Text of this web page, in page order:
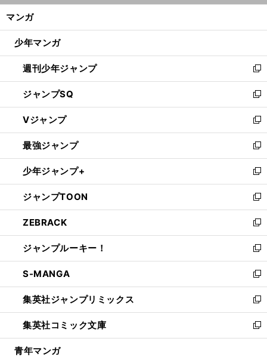
ン
ウ
開
く
マンガ
少年マンガ
週刊少年ジャンプ
新
し
い
ウ
ィ
ン
ド
ウ
で
開
く
ジャンプSQ
新
し
い
ウ
ィ
ン
ド
ウ
で
開
く
Vジャンプ
新
し
い
ウ
ィ
ン
ド
ウ
で
開
く
最強ジャンプ
新
し
い
ウ
ィ
ン
ド
ウ
で
開
く
少年ジャンプ+
新
し
い
ウ
ィ
ン
ド
ウ
で
開
く
ジャンプTOON
新
し
い
ウ
ィ
ン
ド
ウ
で
開
く
ZEBRACK
新
し
い
ウ
ィ
ン
ド
ウ
で
開
ジャンプルーキー！
新
し
い
ウ
ィ
ン
ド
ウ
S-MANGA
新
し
い
ウ
ィ
ン
集英社ジャンプリミックス
新
し
い
ウ
集英社コミック文庫
新
し
青年マンガ